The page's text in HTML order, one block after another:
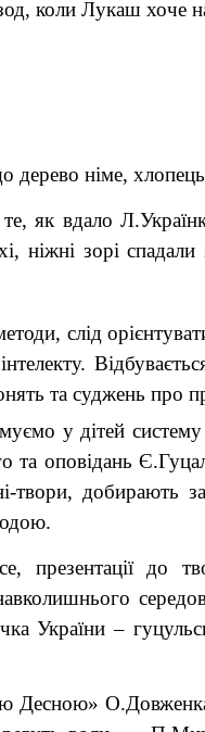
коли Лукаш хоче
німе,
як вдало
ніжні зорі
слід
та суджень про
у дітей систему
оповідань
твори, добирають
презентації до
України –
О.Довженка,